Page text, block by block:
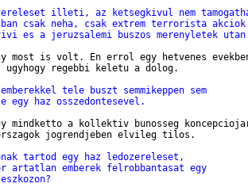
illeti, az ketsegkivul nem
csak neha, csak extrem terrorista
es a jeruzsalemi buszos merenyletek
most is volt. En errol egy hetvenes
ugyhogy regebbi keletu a dolog.
tele buszt semmikeppen sem
egy haz osszedontesevel.
mindketto a kollektiv bunosseg
jogrendjeben elvileg tilos.
tartod egy haz ledozereleset,
artatlan emberek felrobbantasat egy